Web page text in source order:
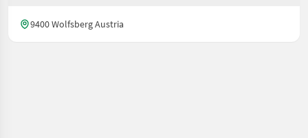
9400 Wolfsberg Austria